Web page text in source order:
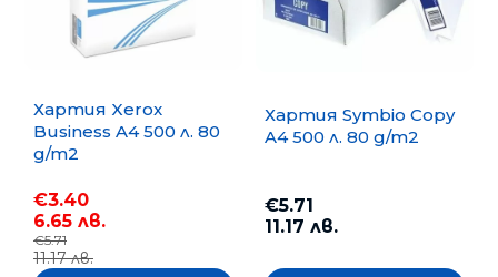
Хартия Xerox
Business A4 500 л. 80
g/m2
€3.40
6.65 лв.
€5.71
11.17 лв.
Хартия Symbio Copy
A4 500 л. 80 g/m2
€5.71
11.17 лв.